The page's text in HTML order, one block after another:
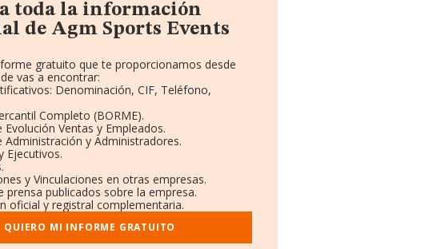
toda la información
de Agm Sports Events
gratuito que te proporcionamos desde
vas a encontrar:
Denominación, CIF, Teléfono,
Completo (BORME).
Evolución Ventas y Empleados.
Administración y Administradores.
Ejecutivos.
y Vinculaciones en otras empresas.
prensa publicados sobre la empresa.
oficial y registral complementaria.
QUIERO MI INFORME GRATUITO